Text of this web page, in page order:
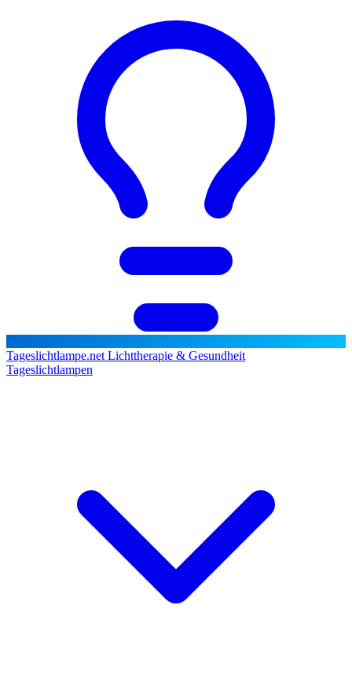
Tageslichtlampe.net Lichttherapie & Gesundheit
Tageslichtlampen